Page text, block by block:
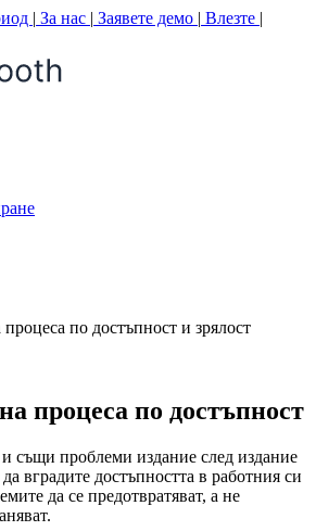
| За нас | Заявете демо | Влезте |
по достъпност и зрялост
процеса по достъпност
същи проблеми издание след издание
вградите достъпността в работния си
да се предотвратяват, а не